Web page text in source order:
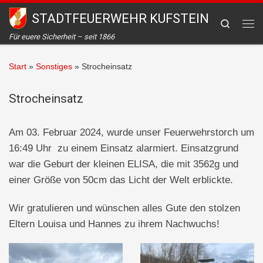
Zum Inhalt springen
STADTFEUERWEHR KUFSTEIN
Für euere Sicherheit – seit 1866
Search
Start » Sonstiges » Strocheinsatz
Strocheinsatz
Am 03. Februar 2024, wurde unser Feuerwehrstorch um
16:49 Uhr zu einem Einsatz alarmiert. Einsatzgrund
war die Geburt der kleinen ELISA, die mit 3562g und
einer Größe von 50cm das Licht der Welt erblickte.
Wir gratulieren und wünschen alles Gute den stolzen
Eltern Louisa und Hannes zu ihrem Nachwuchs!